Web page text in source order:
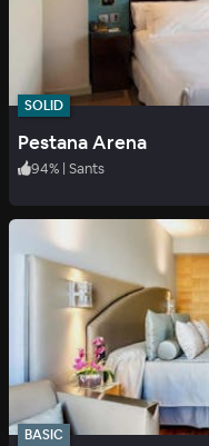
SOLID
Pestana Arena
94% | Sants
BASIC